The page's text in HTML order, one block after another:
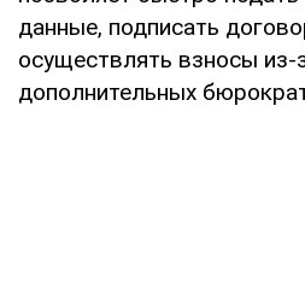
данные, подписать
осуществлять взносы из-
дополнительных